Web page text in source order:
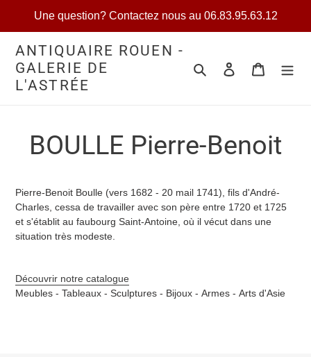
Une question? Contactez nous au 06.83.95.63.12
ANTIQUAIRE ROUEN -
GALERIE DE
L'ASTRÉE
RechercherSe connecter
Votre
BOULLE Pierre-Benoit
Pierre-Benoit Boulle (vers 1682 - 20 mail 1741), fils d'André-
Charles, cessa de travailler avec son père entre 1720 et 1725
et s'établit au faubourg Saint-Antoine, où il vécut dans une
situation très modeste.
Découvrir notre catalogue
Meubles - Tableaux - Sculptures - Bijoux - Armes - Arts d'Asie